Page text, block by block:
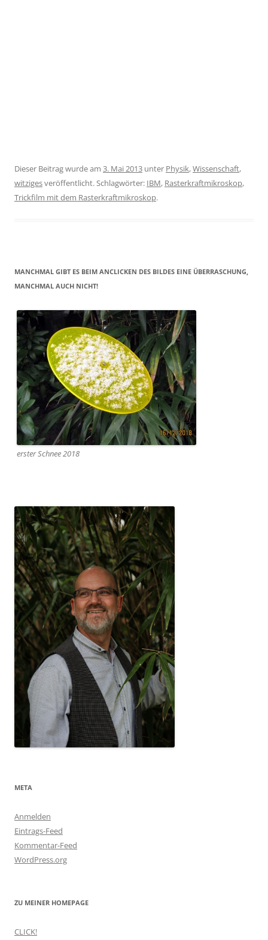
Dieser Beitrag wurde am 3. Mai 2013 unter Physik,Wissenschaft,
witzigesveröffentlicht. Schlagwörter: IBM, Rasterkraftmikroskop,
Trickfilm mit dem Rasterkraftmikroskop.
MANCHMAL GIBT ES BEIM ANCLICKEN DES BILDES EINE ÜBERRASCHUNG,
MANCHMAL AUCH NICHT!
erster Schnee 2018
META
Anmelden
Eintrags-Feed
Kommentar-Feed
WordPress.org
ZU MEINER HOMEPAGE
CLICK!